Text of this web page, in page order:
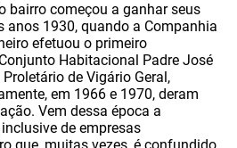
bairro começou a ganhar seus
anos 1930, quando a Companhia
efetuou o primeiro
Habitacional Padre José
de Vigário Geral,
em 1966 e 1970, deram
Vem dessa época a
de empresas